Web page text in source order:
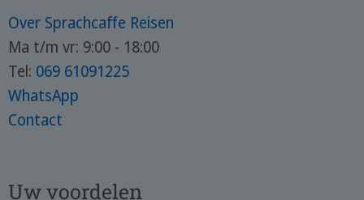
Over Sprachcaffe Reisen
Ma t/m vr: 9:00 - 18:00
Tel: 069 61091225
WhatsApp
Contact
Uw voordelen